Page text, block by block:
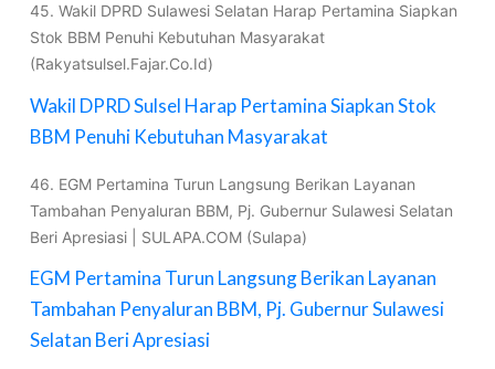
45. Wakil DPRD Sulawesi Selatan Harap Pertamina Siapkan
Stok BBM Penuhi Kebutuhan Masyarakat
(Rakyatsulsel.Fajar.Co.Id)
Wakil DPRD Sulsel Harap Pertamina Siapkan Stok
BBM Penuhi Kebutuhan Masyarakat
46. EGM Pertamina Turun Langsung Berikan Layanan
Tambahan Penyaluran BBM, Pj. Gubernur Sulawesi Selatan
Beri Apresiasi | SULAPA.COM (Sulapa)
EGM Pertamina Turun Langsung Berikan Layanan
Tambahan Penyaluran BBM, Pj. Gubernur Sulawesi
Selatan Beri Apresiasi